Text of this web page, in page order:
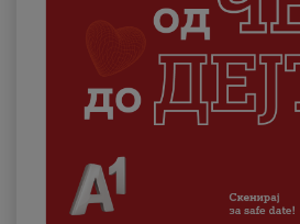
Деловни
Поддршка
Надополни кредит